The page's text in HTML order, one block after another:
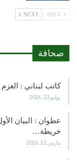
NEXT
صحافة
كاتب لبناني :
يوليو 23, 2026
عطوان : البيان
خريطة…
مارس 12, 2026